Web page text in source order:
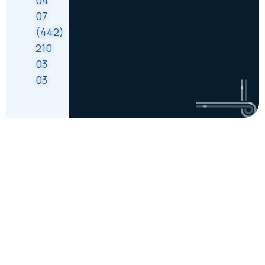
07
(442)
210
03
03